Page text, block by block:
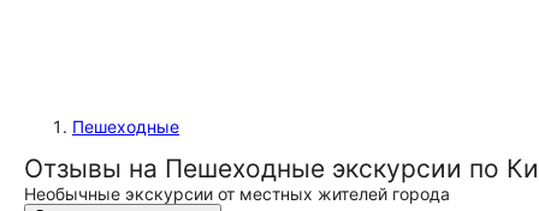
Пешеходные
Отзывы на Пешеходные экскурсии по
Необычные экскурсии от местных жителей города